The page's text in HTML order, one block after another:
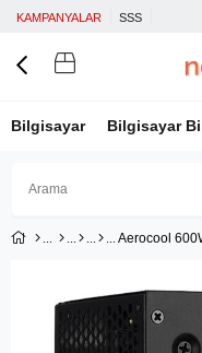
KAMPANYALAR SSS
Bilgisayar Bilgisayar
Aerocool